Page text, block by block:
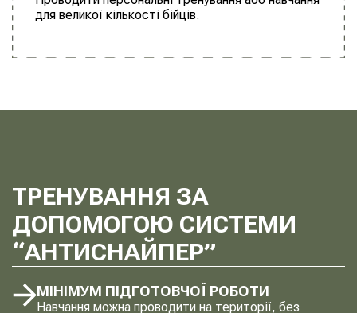
для великої кількості бійців.
ТРЕНУВАННЯ ЗА
ДОПОМОГОЮ СИСТЕМИ
“АНТИСНАЙПЕР”
МІНІМУМ ПІДГОТОВЧОЇ РОБОТИ
Навчання можна проводити на території, без